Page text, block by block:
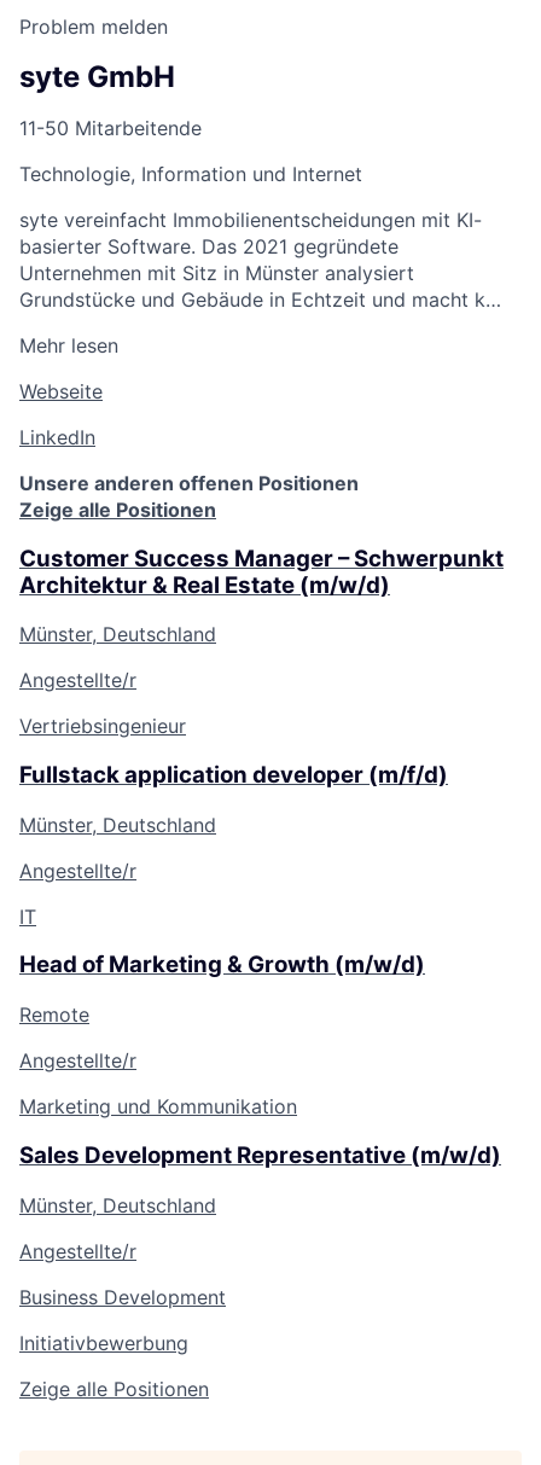
Problem melden
syte GmbH
11-50 Mitarbeitende
Technologie, Information und Internet
syte vereinfacht Immobilienentscheidungen mit KI-
basierter Software. Das 2021 gegründete
Unternehmen mit Sitz in Münster analysiert
Grundstücke und Gebäude in Echtzeit und macht k…
Mehr lesen
Webseite
LinkedIn
Unsere anderen offenen Positionen
Zeige alle Positionen
Customer Success Manager – Schwerpunkt
Architektur & Real Estate (m/w/d)
Münster, Deutschland
Angestellte/r
Vertriebsingenieur
Fullstack application developer (m/f/d)
Münster, Deutschland
Angestellte/r
IT
Head of Marketing & Growth (m/w/d)
Remote
Angestellte/r
Marketing und Kommunikation
Sales Development Representative (m/w/d)
Münster, Deutschland
Angestellte/r
Business Development
Initiativbewerbung
Zeige alle Positionen